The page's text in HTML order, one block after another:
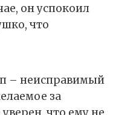
он успокоил
что
– неисправимый
за